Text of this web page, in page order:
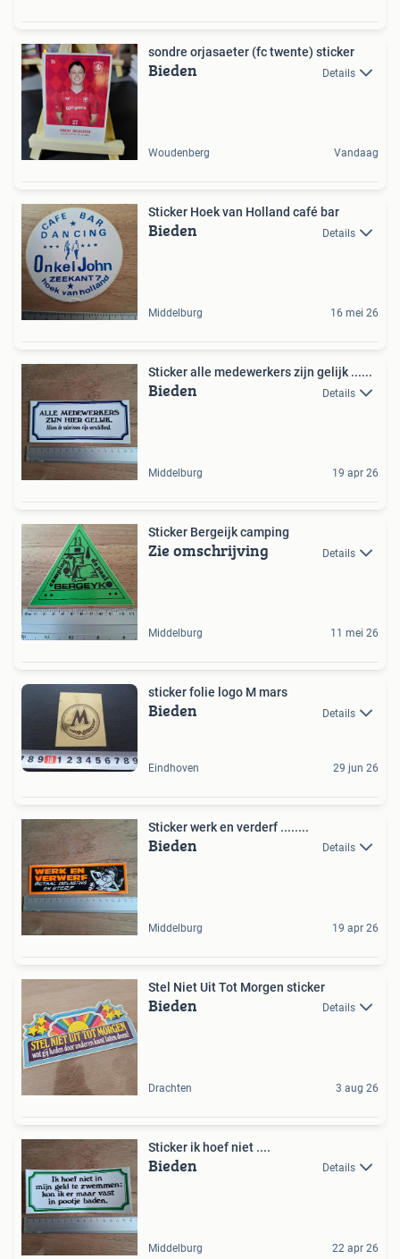
sondre orjasaeter (fc twente) sticker
Bieden Details
Woudenberg Vandaag
Sticker Hoek van Holland café bar
Bieden Details
Middelburg 16 mei 26
Sticker alle medewerkers zijn gelijk ......
Bieden Details
Middelburg 19 apr 26
Sticker Bergeijk camping
Zie omschrijving Details
Middelburg 11 mei 26
sticker folie logo M mars
Bieden Details
Eindhoven 29 jun 26
Sticker werk en verderf ........
Bieden Details
Middelburg 19 apr 26
Stel Niet Uit Tot Morgen sticker
Bieden Details
Drachten 3 aug 26
Sticker ik hoef niet ....
Bieden Details
Middelburg 22 apr 26